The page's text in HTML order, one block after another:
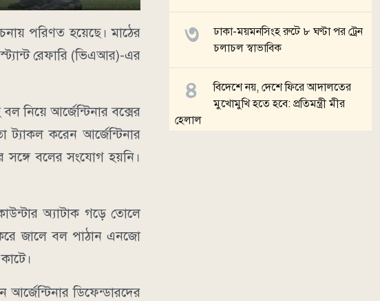
পরিণত হয়েছে। মাঠের
রেফারি (ভিএআর)-এর
নিয়ে আর্জেন্টিনার বক্সের
করেন আর্জেন্টিনার
সঙ্গে বলের সংযোগ হয়নি।
অ্যাটাক গড়ে তোলে
করে জালে বল পাঠান এনজো
আর্জেন্টিনার ডিফেন্ডারদের
ঢাকা-ময়মনসিংহ রুটে ৮ ঘণ্টা পর ট্রেন
চলাচল স্বাভাবিক
বিদেশে নয়, দেশে ফিরে আদালতের
মুখোমুখি হতে হবে: প্রতিমন্ত্রী মীর
হেলাল